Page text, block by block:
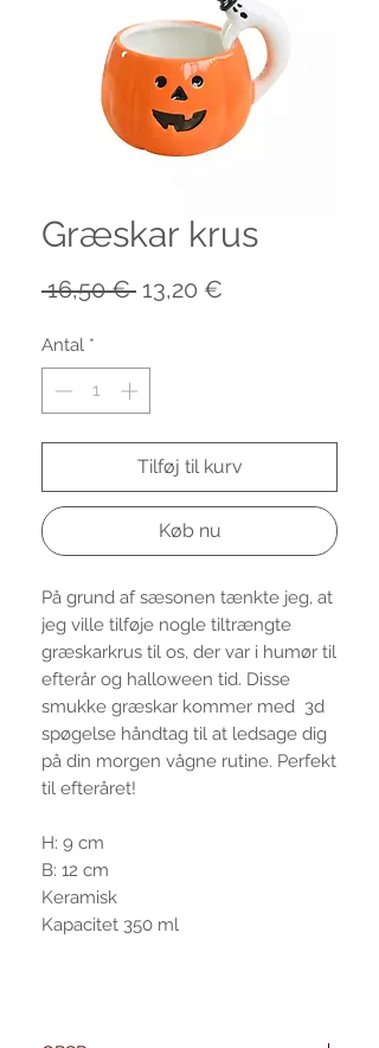
Græskar krus
16,50 € Regulær
13,20 €
Antal *
Tilføj til kurv
Køb nu
På grund af sæsonen tænkte jeg, at
jeg ville tilføje nogle tiltrængte
græskarkrus til os, der var i humør til
efterår og halloween tid. Disse
smukke græskar kommer med 3d
spøgelse håndtag til at ledsage dig
på din morgen vågne rutine. Perfekt
til efteråret!
H: 9 cm
B: 12 cm
Keramisk
Kapacitet 350 ml